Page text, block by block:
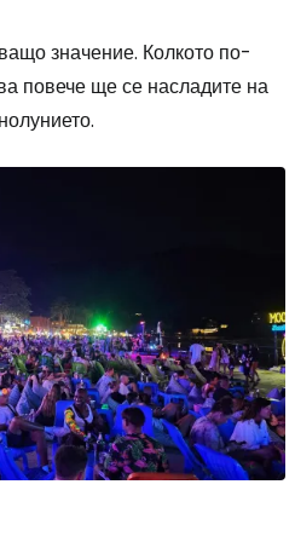
значение. Колкото по-
повече ще се насладите на